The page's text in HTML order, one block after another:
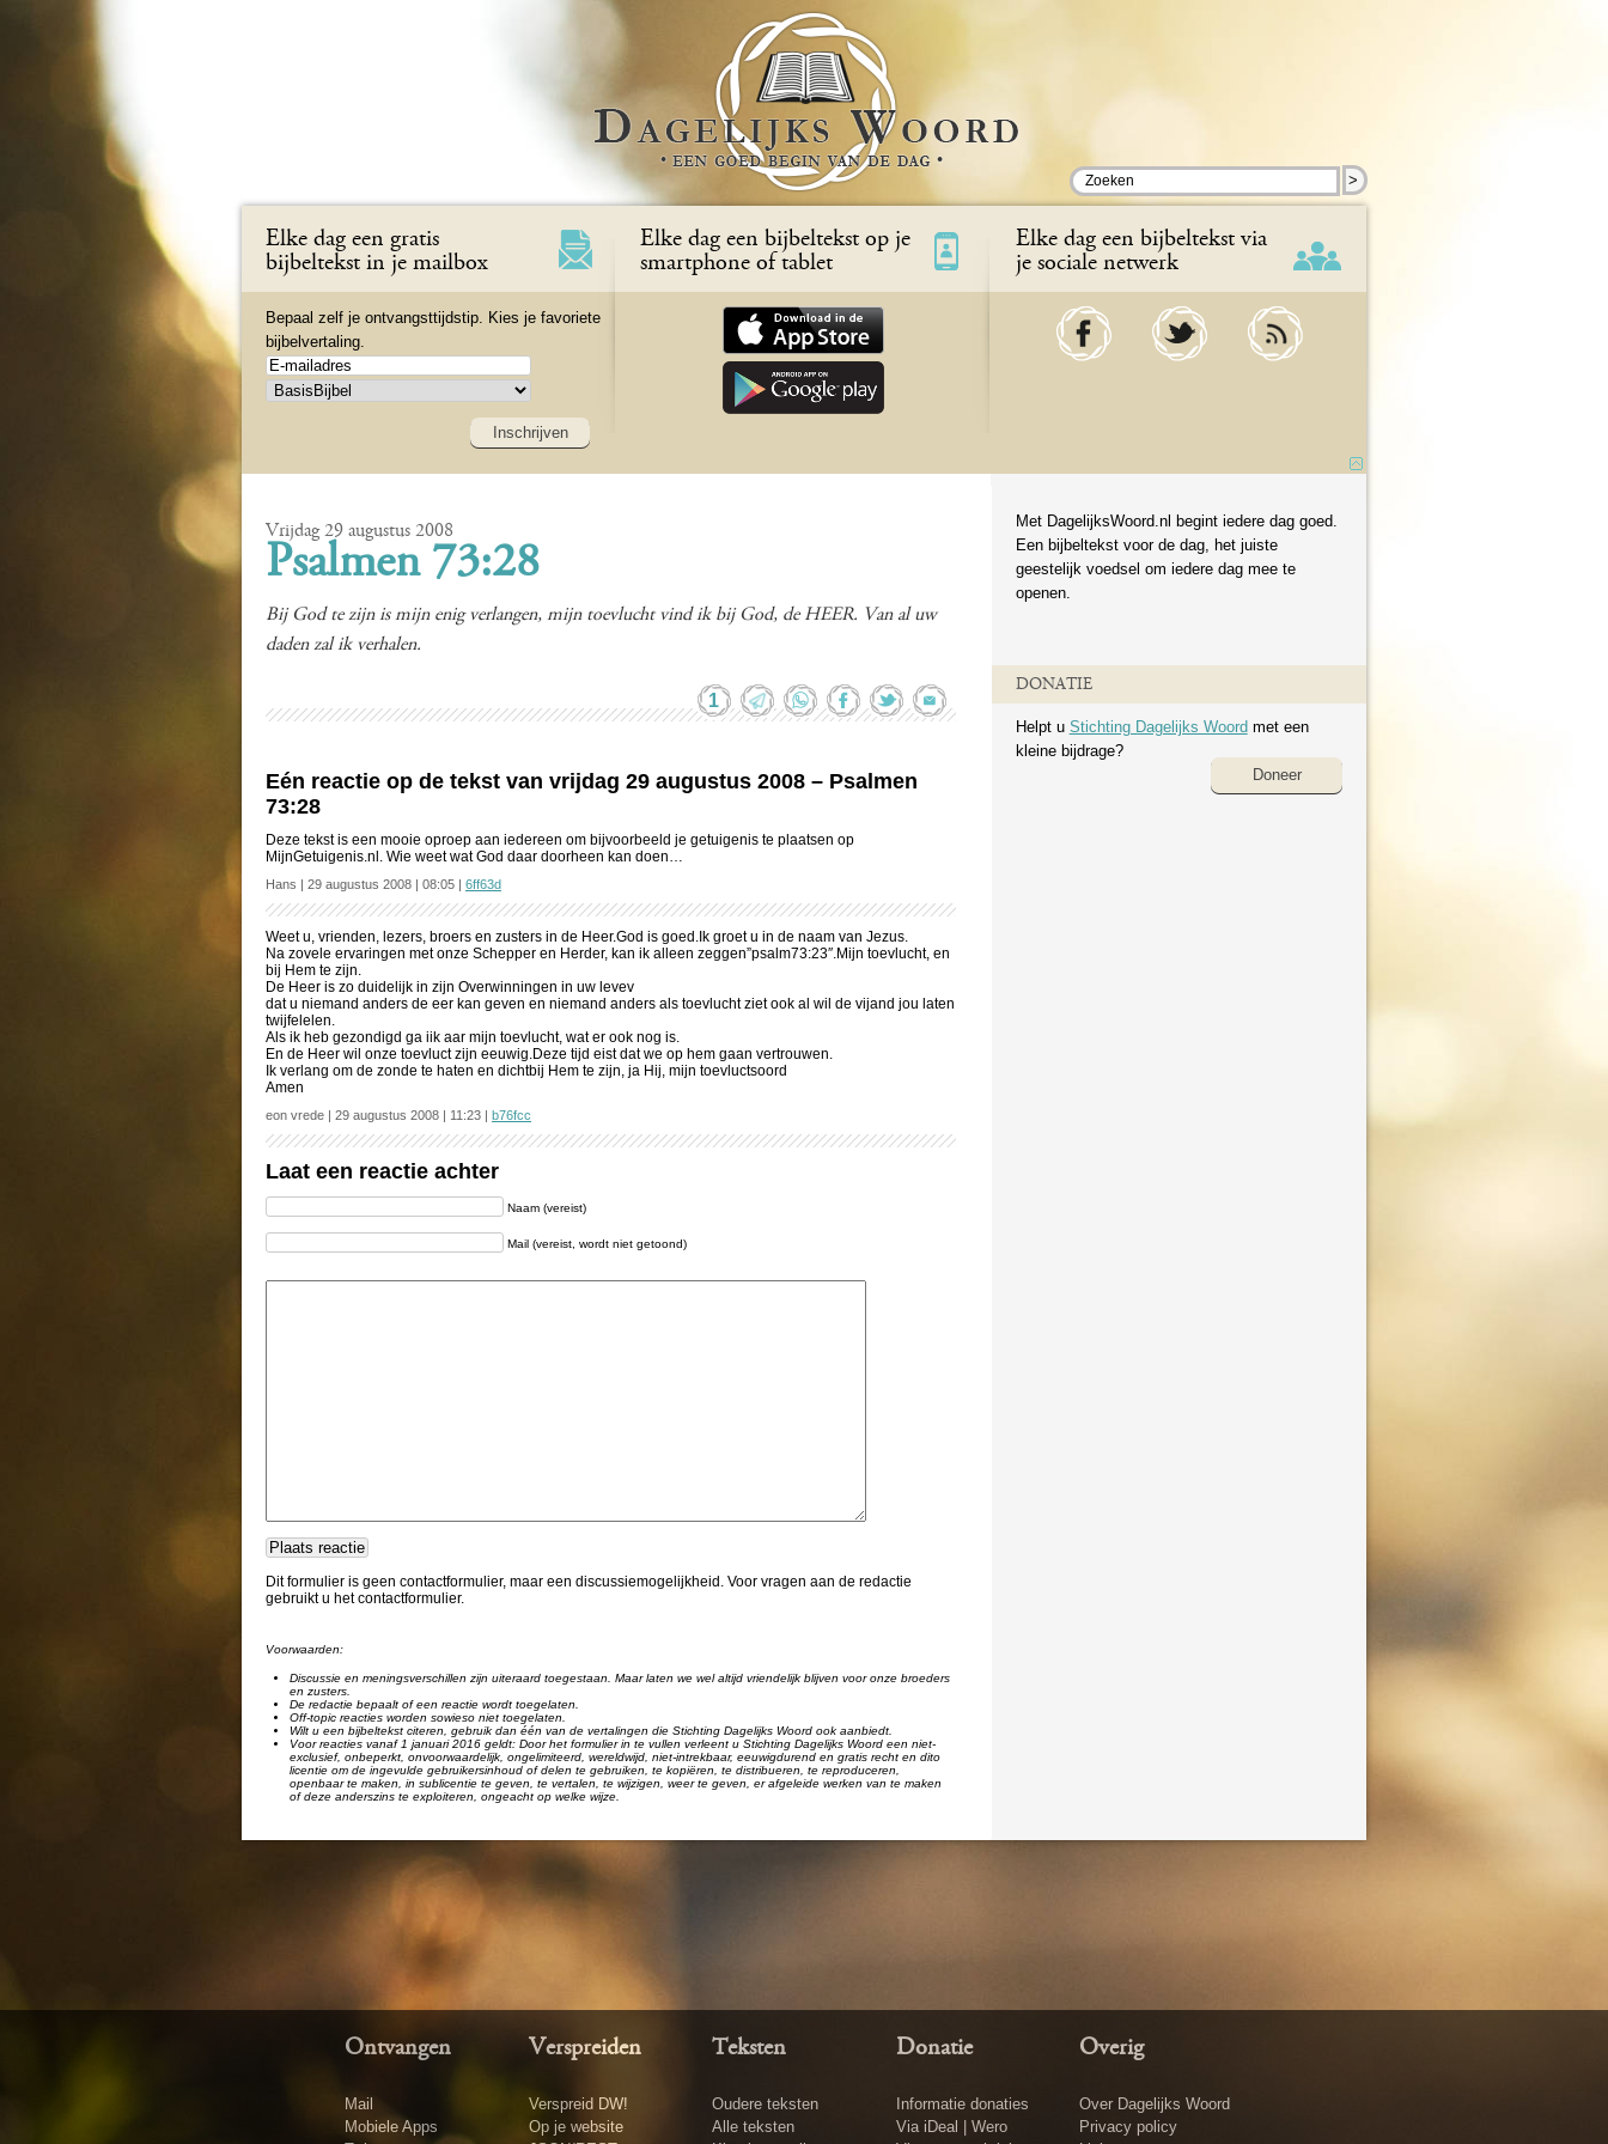
>
Elke dag een gratis
bijbeltekst in je mailbox
Bepaal zelf je ontvangsttijdstip. Kies je favoriete
bijbelvertaling.
Inschrijven
Elke dag een bijbeltekst op je
smartphone of tablet
Elke dag een bijbeltekst via
je sociale netwerk
Vrijdag 29 augustus 2008
Psalmen 73:28
Bij God te zijn is mijn enig verlangen, mijn toevlucht vind ik bij God, de HEER. Van al uw
daden zal ik verhalen.
1
Eén reactie op de tekst van vrijdag 29 augustus 2008 – Psalmen
73:28
Deze tekst is een mooie oproep aan iedereen om bijvoorbeeld je getuigenis te plaatsen op
MijnGetuigenis.nl. Wie weet wat God daar doorheen kan doen…
Hans | 29 augustus 2008 | 08:05 | 6ff63d
Weet u, vrienden, lezers, broers en zusters in de Heer.God is goed.Ik groet u in de naam van Jezus.
Na zovele ervaringen met onze Schepper en Herder, kan ik alleen zeggen”psalm73:23″.Mijn toevlucht, en
bij Hem te zijn.
De Heer is zo duidelijk in zijn Overwinningen in uw levev
dat u niemand anders de eer kan geven en niemand anders als toevlucht ziet ook al wil de vijand jou laten
twijfelelen.
Als ik heb gezondigd ga iik aar mijn toevlucht, wat er ook nog is.
En de Heer wil onze toevluct zijn eeuwig.Deze tijd eist dat we op hem gaan vertrouwen.
Ik verlang om de zonde te haten en dichtbij Hem te zijn, ja Hij, mijn toevluctsoord
Amen
eon vrede | 29 augustus 2008 | 11:23 | b76fcc
Laat een reactie achter
Naam (vereist)
Mail (vereist, wordt niet getoond)
Dit formulier is geen contactformulier, maar een discussiemogelijkheid. Voor vragen aan de redactie
gebruikt u het contactformulier.
Voorwaarden:
Discussie en meningsverschillen zijn uiteraard toegestaan. Maar laten we wel altijd vriendelijk blijven voor onze broeders
en zusters.
De redactie bepaalt of een reactie wordt toegelaten.
Off-topic reacties worden sowieso niet toegelaten.
Wilt u een bijbeltekst citeren, gebruik dan één van de vertalingen die Stichting Dagelijks Woord ook aanbiedt.
Voor reacties vanaf 1 januari 2016 geldt: Door het formulier in te vullen verleent u Stichting Dagelijks Woord een niet-
exclusief, onbeperkt, onvoorwaardelijk, ongelimiteerd, wereldwijd, niet-intrekbaar, eeuwigdurend en gratis recht en dito
licentie om de ingevulde gebruikersinhoud of delen te gebruiken, te kopiëren, te distribueren, te reproduceren,
openbaar te maken, in sublicentie te geven, te vertalen, te wijzigen, weer te geven, er afgeleide werken van te maken
of deze anderszins te exploiteren, ongeacht op welke wijze.
Met DagelijksWoord.nl begint iedere dag goed.
Een bijbeltekst voor de dag, het juiste
geestelijk voedsel om iedere dag mee te
openen.
DONATIE
Helpt u Stichting Dagelijks Woord met een
kleine bijdrage?
Doneer
Ontvangen
Mail
Mobiele Apps
Verspreiden
Verspreid DW!
Op je website
Teksten
Oudere teksten
Alle teksten
Donatie
Informatie donaties
Via iDeal | Wero
Overig
Over Dagelijks Woord
Privacy policy